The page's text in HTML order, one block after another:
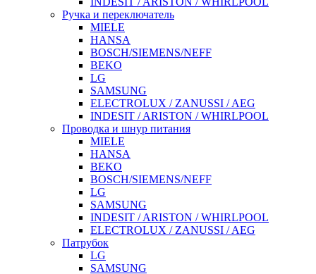
Ручка и переключатель
MIELE
HANSA
BOSCH/SIEMENS/NEFF
BEKO
LG
SAMSUNG
ELECTROLUX / ZANUSSI / AEG
INDESIT / ARISTON / WHIRLPOOL
Проводка и шнур питания
MIELE
HANSA
BEKO
BOSCH/SIEMENS/NEFF
LG
SAMSUNG
INDESIT / ARISTON / WHIRLPOOL
ELECTROLUX / ZANUSSI / AEG
Патрубок
LG
SAMSUNG